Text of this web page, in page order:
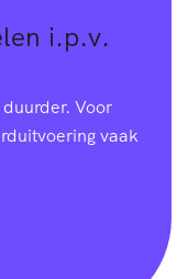
i.p.v.
Voor
vaak